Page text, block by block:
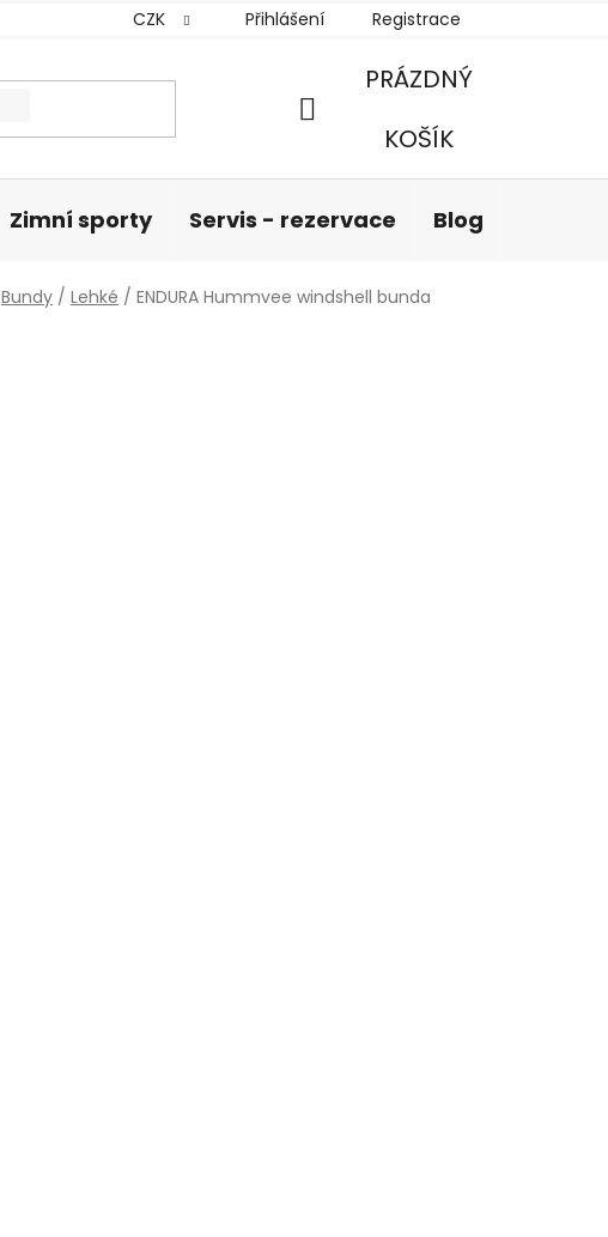
CZK Přihlášení Registrace
NÁKUPNÍ
PRÁZDNÝ
KOŠÍK
Zimní sporty Servis - rezervace Blog
Bundy / Lehké / ENDURA Hummvee windshell bunda